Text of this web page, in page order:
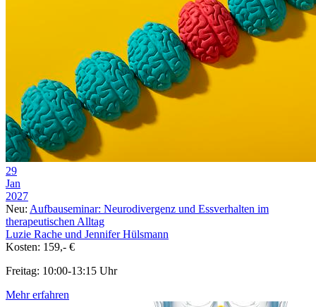
29
Jan
2027
Neu: Aufbauseminar: Neurodivergenz und Essverhalten im
therapeutischen Alltag
Luzie Rache und Jennifer Hülsmann
Kosten: 159,- €
Freitag: 10:00-13:15 Uhr
Mehr erfahren